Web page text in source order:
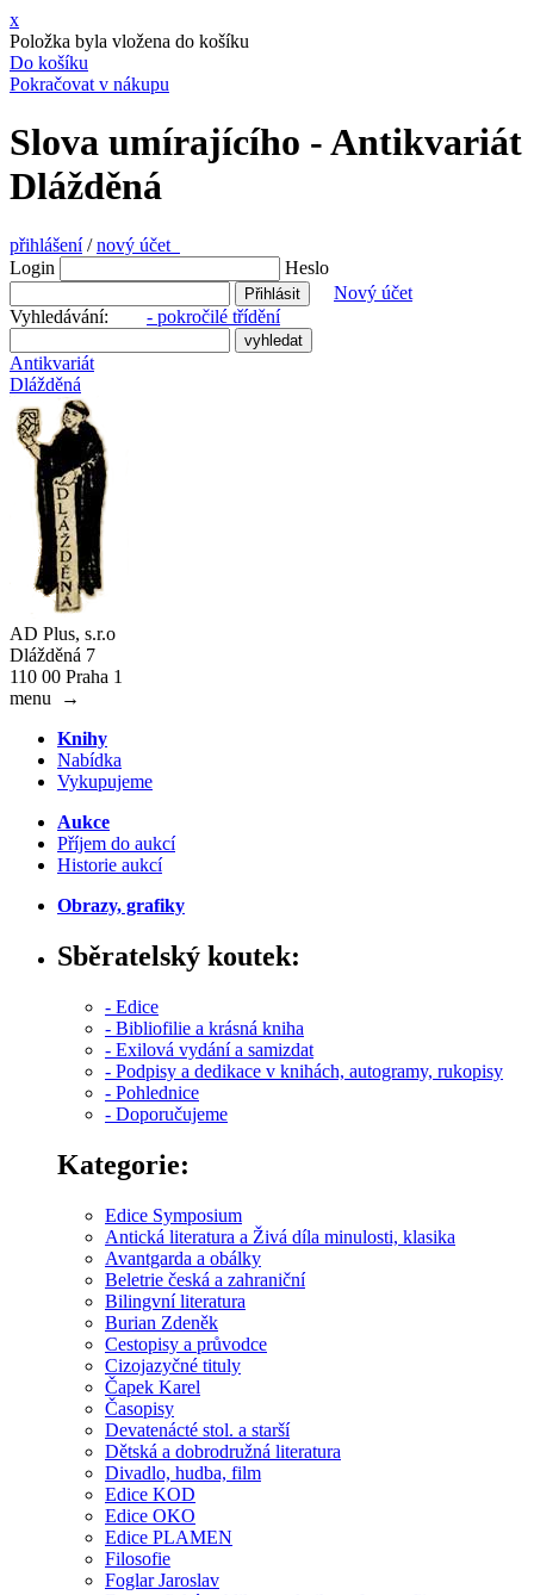
x
Položka byla vložena do košíku
Do košíku
Pokračovat v nákupu
Slova umírajícího - Antikvariát
Dlážděná
přihlášení/nový účet
Login
Heslo
Nový účet
Vyhledávání: - pokročilé třídění
Antikvariát
Dlážděná
AD Plus, s.r.o
Dlážděná 7
110 00 Praha 1
menu
→
Knihy
Nabídka
Vykupujeme
Aukce
Příjem do aukcí
Historie aukcí
Obrazy, grafiky
Sběratelský koutek:
- Edice
- Bibliofilie a krásná kniha
- Exilová vydání a samizdat
- Podpisy a dedikace v knihách, autogramy, rukopisy
- Pohlednice
- Doporučujeme
Kategorie:
Edice Symposium
Antická literatura a Živá díla minulosti, klasika
Avantgarda a obálky
Beletrie česká a zahraniční
Bilingvní literatura
Burian Zdeněk
Cestopisy a průvodce
Cizojazyčné tituly
Čapek Karel
Časopisy
Devatenácté stol. a starší
Dětská a dobrodružná literatura
Divadlo, hudba, film
Edice KOD
Edice OKO
Edice PLAMEN
Filosofie
Foglar Jaroslav